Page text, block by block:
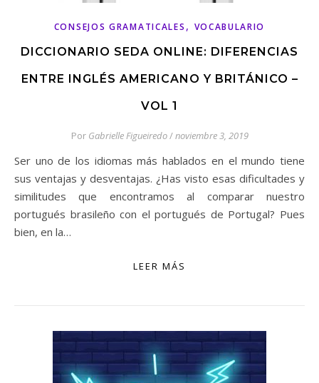
CONSEJOS GRAMATICALES , VOCABULARIO
DICCIONARIO SEDA ONLINE: DIFERENCIAS
ENTRE INGLÉS AMERICANO Y BRITÁNICO –
VOL 1
Por Gabrielle Figueiredo/noviembre 3, 2019
Ser uno de los idiomas más hablados en el mundo tiene
sus ventajas y desventajas. ¿Has visto esas dificultades y
similitudes que encontramos al comparar nuestro
portugués brasileño con el portugués de Portugal? Pues
bien, en la…
LEER MÁS